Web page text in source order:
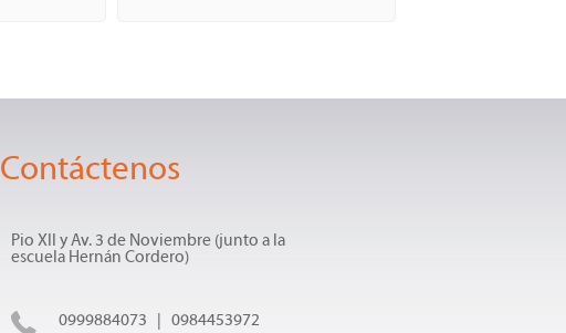
Contáctenos
Pio XII y Av. 3 de Noviembre (junto a la
escuela Hernán Cordero)
0999884073 | 0984453972